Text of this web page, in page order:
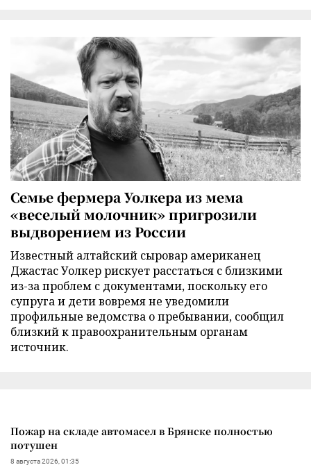
Семье фермера Уолкера из мема
«веселый молочник» пригрозили
выдворением из России
Известный алтайский сыровар американец
Джастас Уолкер рискует расстаться с близкими
из-за проблем с документами, поскольку его
супруга и дети вовремя не уведомили
профильные ведомства о пребывании, сообщил
близкий к правоохранительным органам
источник.
Пожар на складе автомасел в Брянске полностью
потушен
8 августа 2026, 01:35